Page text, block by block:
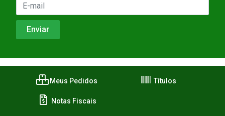
Meus Pedidos Títulos
Notas Fiscais